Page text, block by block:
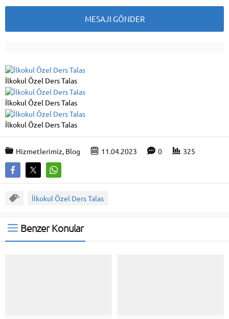
İlkokul Özel Ders Talas
İlkokul Özel Ders Talas
İlkokul Özel Ders Talas
Hizmetlerimiz, Blog 11.04.2023 0 325
İlkokul Özel Ders Talas
Benzer Konular